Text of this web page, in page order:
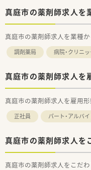
真庭市の薬剤師求人を
真庭市の薬剤師求人を業種か
調剤薬局 病院・クリニ
真庭市の薬剤師求人を
真庭市の薬剤師求人を雇用
正社員 パート・アルバイ
真庭市の薬剤師求人を
真庭市の薬剤師求人をこだ